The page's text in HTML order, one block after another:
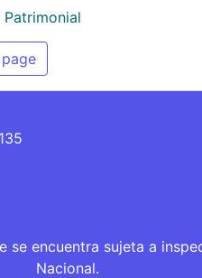
Patrimonial
encuentra sujeta a
Nacional.